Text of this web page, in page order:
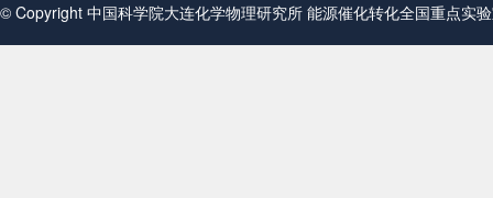
© Copyright 中国科学院大连化学物理研究所 能源催化转化全国重点实